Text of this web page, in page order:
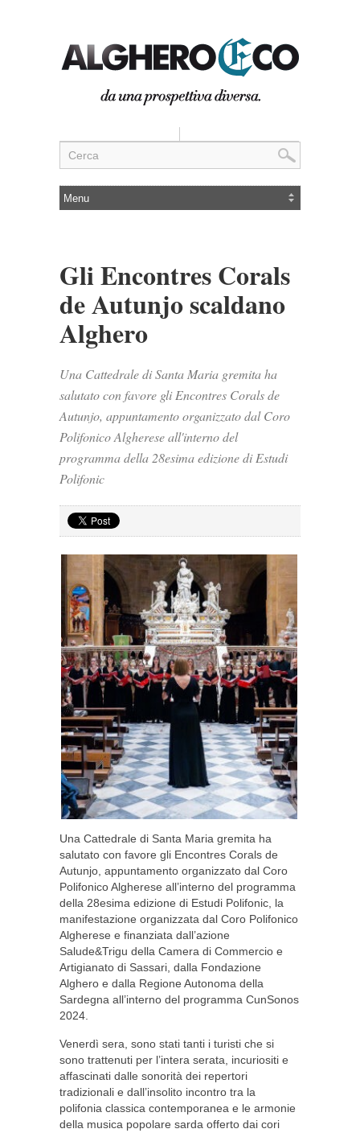
Gli Encontres Corals
de Autunjo scaldano
Alghero
Una Cattedrale di Santa Maria gremita ha
salutato con favore gli Encontres Corals de
Autunjo, appuntamento organizzato dal Coro
Polifonico Algherese all'interno del
programma della 28esima edizione di Estudi
Polifonic
Una Cattedrale di Santa Maria gremita ha
salutato con favore gli Encontres Corals de
Autunjo, appuntamento organizzato dal Coro
Polifonico Algherese all’interno del programma
della 28esima edizione di Estudi Polifonic, la
manifestazione organizzata dal Coro Polifonico
Algherese e finanziata dall’azione
Salude&Trigu della Camera di Commercio e
Artigianato di Sassari, dalla Fondazione
Alghero e dalla Regione Autonoma della
Sardegna all’interno del programma CunSonos
2024.
Venerdì sera, sono stati tanti i turisti che si
sono trattenuti per l’intera serata, incuriositi e
affascinati dalle sonorità dei repertori
tradizionali e dall’insolito incontro tra la
polifonia classica contemporanea e le armonie
della musica popolare sarda offerto dai cori